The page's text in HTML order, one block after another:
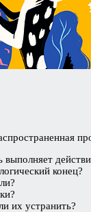
выполняет
конец?
их устранить?